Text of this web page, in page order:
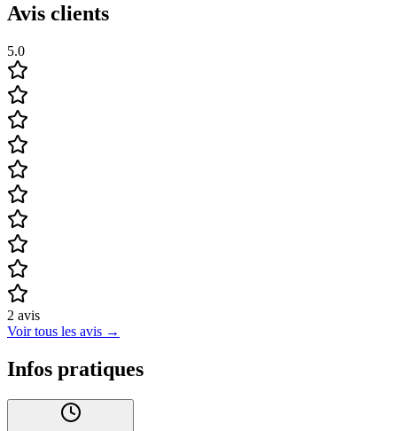
Avis clients
5.0
2 avis
Voir tous les avis →
Infos pratiques